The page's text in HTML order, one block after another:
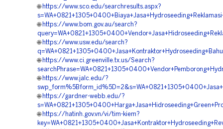
🌐 https://www.sco.edu/searchresults.aspx?
🌐 https://www.bom.gov.au/search?
🌐 https://www.usw.edu/search?
🌐 https://www.ci.greenville.tx.us/Search?
🌐 https://www.jalc.edu/?
🌐 https://gardner-webb.edu/?
🌐 https://hatinh.gov.vn/vi/tim-kiem?